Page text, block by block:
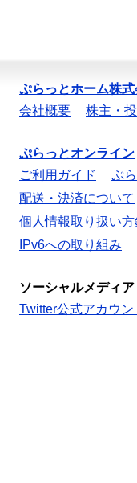
ぷらっとホーム株
会社概要
株主・
ぷらっとオンライン
ご利用ガイド
ぷ
配送・決済について
個人情報取り扱い方
IPv6への取り組み
ソーシャルメディア
Twitter公式アカウン